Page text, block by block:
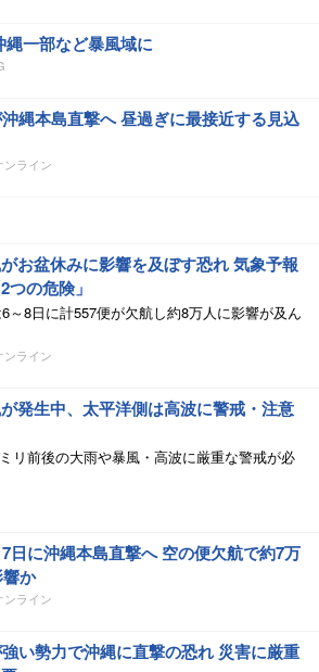
縄一部など暴風域に
縄本島直撃へ 昼過ぎに最接近する見込
ンライン
お盆休みに影響を及ぼす恐れ 気象予報
の危険」
～8日に計557便が欠航し約8万人に影響が及ん
ンライン
発生中、太平洋側は高波に警戒・注意
リ前後の大雨や暴風・高波に厳重な警戒が必
日に沖縄本島直撃へ 空の便欠航で約7万
か
ンライン
い勢力で沖縄に直撃の恐れ 災害に厳重